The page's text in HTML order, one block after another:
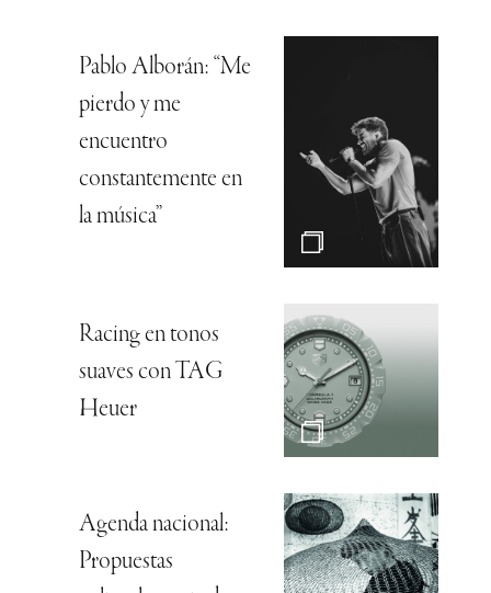
Pablo Alborán: “Me
pierdo y me
encuentro
constantemente en
la música”
Racing en tonos
suaves con TAG
Heuer
Agenda nacional:
Propuestas